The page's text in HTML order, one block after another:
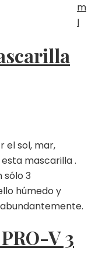
m
l
el sol, mar,
mascarilla .
sólo 3
húmedo y
V 3